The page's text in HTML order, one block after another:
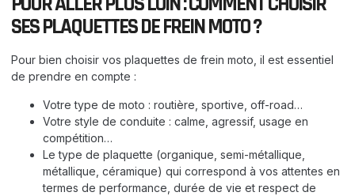
SES PLAQUETTES DE FREIN MOTO ?
Pour bien choisir vos plaquettes de frein moto, il est essentiel
de prendre en compte :
Votre type de moto : routière, sportive, off-road…
Votre style de conduite : calme, agressif, usage en
compétition…
Le type de plaquette (organique, semi-métallique,
métallique, céramique) qui correspond à vos attentes en
termes de performance, durée de vie et respect de